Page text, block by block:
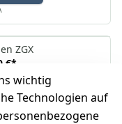
ZGX
€*
wichtig
Technologien auf